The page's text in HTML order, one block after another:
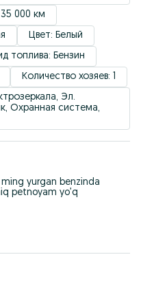
000 км
Цвет: Белый
топлива: Бензин
Количество хозяев: 1
Эл.
Охранная система,
yurgan benzinda
petnoyam yo’q